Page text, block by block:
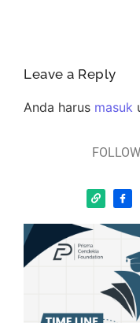
Leave a Reply
Anda harus masuk